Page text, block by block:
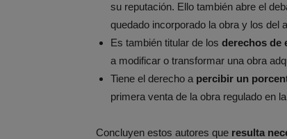
su reputación. Ello también abre el
quedado incorporado la obra y los del
Es también titular de los derechos de
a modificar o transformar una obra
Tiene el derecho a percibir un
primera venta de la obra regulado en
Concluyen estos autores que resulta